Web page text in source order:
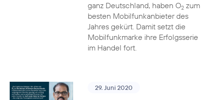
ganz Deutschland, haben O2zum
besten Mobilfunkanbieter des
Jahres gekürt. Damit setzt die
Mobilfunkmarke ihre Erfolgsserie
im Handel fort.
29. Juni 2020